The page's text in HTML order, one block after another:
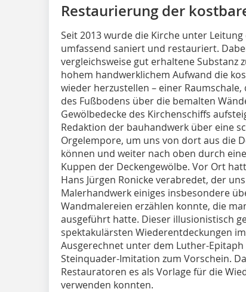
Restaurierung der
Seit 2013 wurde die Kirche unter
umfassend saniert und restauriert.
vergleichsweise gut erhaltene
hohem handwerklichem Aufwand die
wieder herzustellen – einer
des Fußbodens über die bemalten
Gewölbedecke des Kirchenschiffs
Redaktion der bauhandwerk über eine
Orgelempore, um uns von dort aus die
können und weiter nach oben durch
Kuppen der Deckengewölbe. Vor Ort
Hans Jürgen Ronicke verabredet, der
Malerhandwerk einiges insbesondere
Wandmalereien erzählen konnte, die
ausgeführt hatte. Dieser illusionistisch
spektakulärsten Wiederentdeckungen
Ausgerechnet unter dem Luther-
Steinquader-Imitation zum Vorschein.
Restauratoren es als Vorlage für die
verwenden konnten.